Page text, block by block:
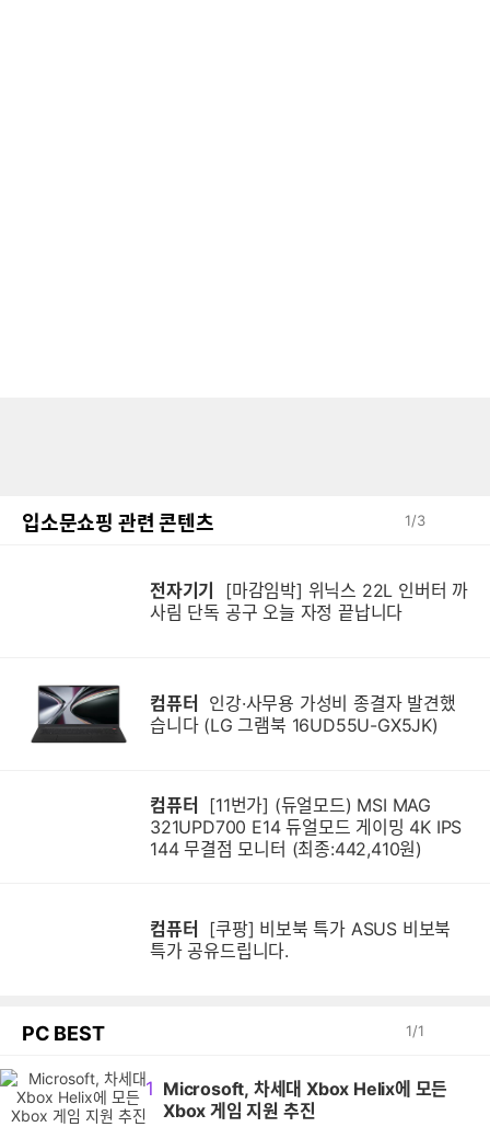
입소문쇼핑 관련 콘텐츠 1/3
전자기기
사림 단독 공구 오늘 자정 끝납니다
컴퓨터
습니다 (LG 그램북 16UD55U-GX5JK)
컴퓨터
321UPD700 E14 듀얼모드 게이밍 4K IPS
144 무결점 모니터 (최종:442,410원)
컴퓨터
특가 공유드립니다.
PC BEST 1/1
1 Microsoft, 차세대 Xbox Helix에 모든
Xbox 게임 지원 추진